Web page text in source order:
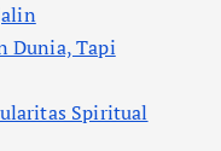
Dunia, Tapi
Spiritual